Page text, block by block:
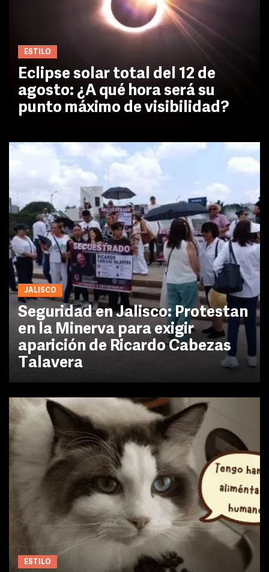
ESTILO
Eclipse solar total del 12 de
agosto: ¿A qué hora será su
punto máximo de visibilidad?
JALISCO
Seguridad en Jalisco: Protestan
en la Minerva para exigir
aparición de Ricardo Cabezas
Talavera
ESTILO